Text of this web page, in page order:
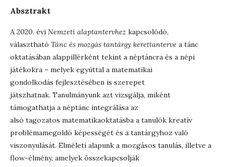
Absztrakt
A 2020. évi Nemzeti alaptantervhez kapcsolódó,
választható Tánc és mozgás tantárgy kerettanterve a tánc
oktatásában alappillérként tekint a néptáncra és a népi
játékokra – melyek egyúttal a matematikai
gondolkodás fejlesztésében is szerepet
játszhatnak. Tanulmányunk azt vizsgálja, miként
támogathatja a néptánc integrálása az
alsó tagozatos matematikaoktatásba a tanulók kreatív
problémamegoldó képességét és a tantárgyhoz való
viszonyulását. Elméleti alapunk a mozgásos tanulás, illetve a
flow-élmény, amelyek összekapcsolják